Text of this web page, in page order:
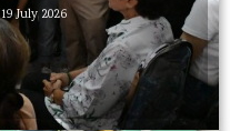
19 July 2026